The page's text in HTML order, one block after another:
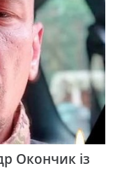
Окончик із